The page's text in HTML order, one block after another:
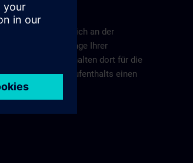
Anmeldung
Bitte melden Sie sich an der
Hauptpforte (Vorlage Ihrer
Einladung). Sie erhalten dort für die
Dauer Ihres Kursaufenthalts einen
Besucherausweis.